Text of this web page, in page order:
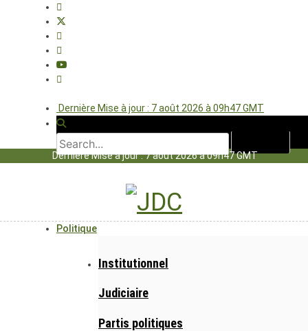
Dernière Mise à jour : 7 août 2026 à 09h47 GMT
Dernière Mise à jour : 7 août 2026 à 09h47 GMT
Politique
Institutionnel
Judiciaire
Partis politiques